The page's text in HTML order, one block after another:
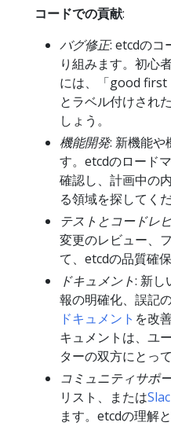
コードでの貢献:
バグ修正: etcdのコ
り組みます。初心
には、「good first
とラベル付けされ
しょう。
機能開発: 新機能や
す。etcdのロード
確認し、計画中の
る領域を探してくだ
テストとコードレ
変更のレビュー、
て、etcdの品質確
ドキュメント: 新し
報の明確化、誤記
ドキュメント を改
キュメントは、ユ
ターの双方にとっ
コミュニティサポ
リスト、または
ます。etcdの理解